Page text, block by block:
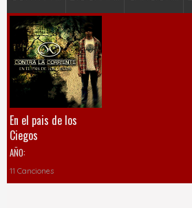
En el pais de los
Ciegos
AÑO:
11 Canciones